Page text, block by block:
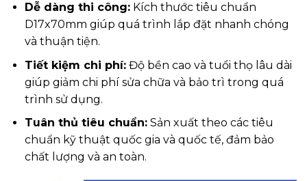
Dễ dàng thi công:Kích thước tiêu chuẩn
D17x70mm giúp quá trình lắp đặt nhanh chóng
và thuận tiện.
Tiết kiệm chi phí:Độ bền cao và tuổi thọ lâu dài
giúp giảm chi phí sửa chữa và bảo trì trong quá
trình sử dụng.
Tuân thủ tiêu chuẩn:Sản xuất theo các tiêu
chuẩn kỹ thuật quốc gia và quốc tế, đảm bảo
chất lượng và an toàn.